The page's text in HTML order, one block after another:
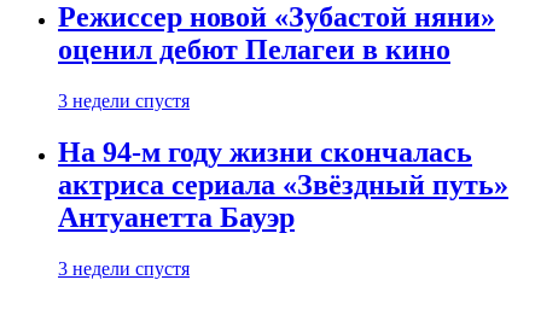
Режиссер новой «Зубастой няни»
оценил дебют Пелагеи в кино
3 недели спустя
На 94-м году жизни скончалась
актриса сериала «Звёздный путь»
Антуанетта Бауэр
3 недели спустя